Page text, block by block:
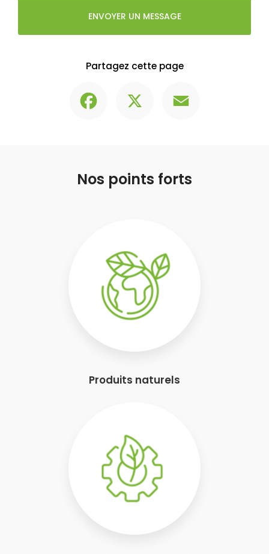
ENVOYER UN MESSAGE
Partagez cette page
Nos points forts
Produits naturels